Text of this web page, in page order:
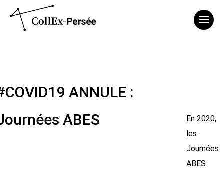
ANNULE :
ABES
En 2020,
les
Journées
ABES